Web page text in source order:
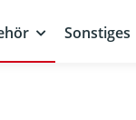
Sonstiges